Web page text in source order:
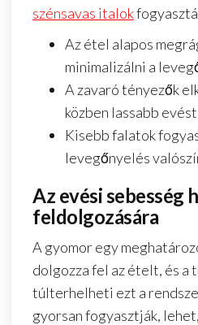
szénsavas italok
Az étel alapos
minimalizálni a
A zavaró tényezők
közben lassabb
Kisebb falatok
levegőnyelés
Az evési sebesség
feldolgozására
A gyomor egy
dolgozza fel az ételt, és a
túlterhelheti ezt a
gyorsan fogyasztják,